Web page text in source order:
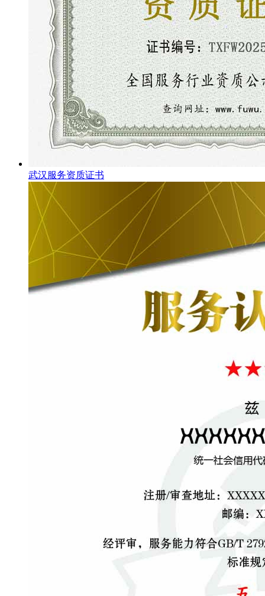
武汉服务资质证书